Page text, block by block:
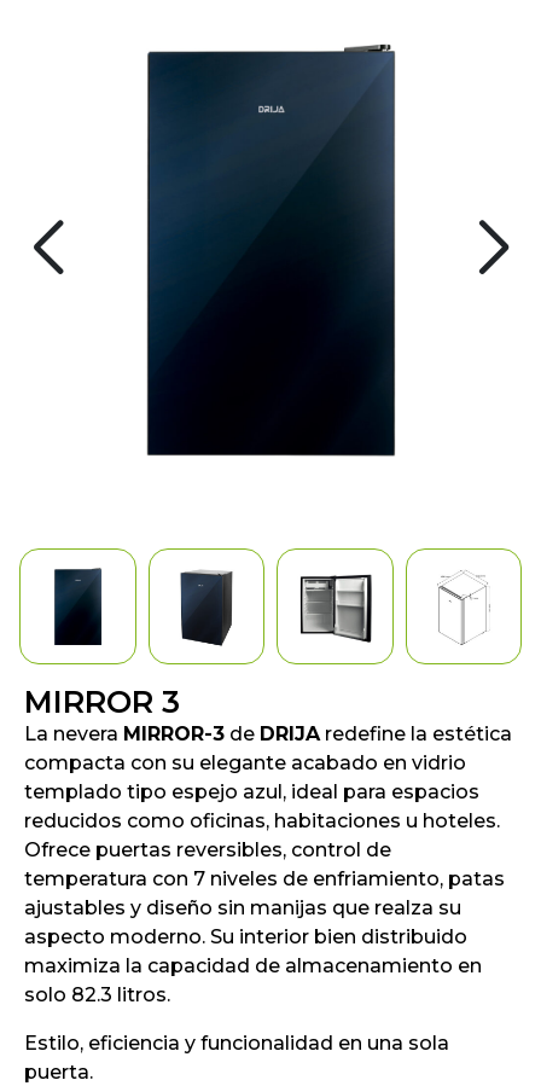
MIRROR 3
La nevera MIRROR-3 de DRIJAredefine la estética
compacta con su elegante acabado en vidrio
templado tipo espejo azul, ideal para espacios
reducidos como oficinas, habitaciones u hoteles.
Ofrece puertas reversibles, control de
temperatura con 7 niveles de enfriamiento, patas
ajustables y diseño sin manijas que realza su
aspecto moderno. Su interior bien distribuido
maximiza la capacidad de almacenamiento en
solo 82.3 litros.
Estilo, eficiencia y funcionalidad en una sola
puerta.